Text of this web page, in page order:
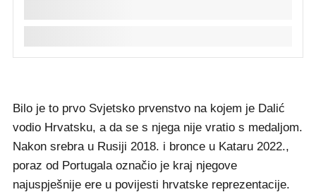
Bilo je to prvo Svjetsko prvenstvo na kojem je Dalić
vodio Hrvatsku, a da se s njega nije vratio s medaljom.
Nakon srebra u Rusiji 2018. i bronce u Kataru 2022.,
poraz od Portugala označio je kraj njegove
najuspješnije ere u povijesti hrvatske reprezentacije.